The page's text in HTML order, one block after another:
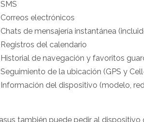
SMS
Correos electrónicos
Chats de mensajería instantánea
Registros del calendario
Historial de navegación y favoritos
Seguimiento de la ubicación (GPS y
Información del dispositivo (modelo,
también puede pedir al